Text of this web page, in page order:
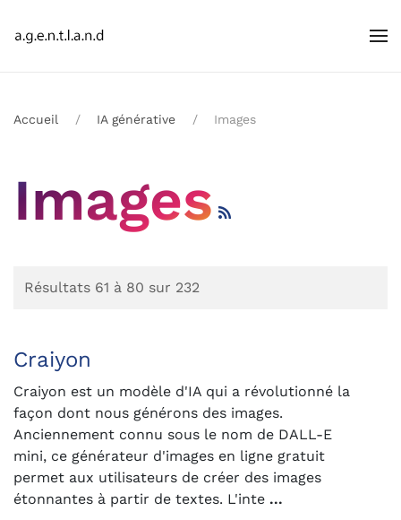
Accueil IA générative Images
Images
Résultats 61 à 80 sur 232
Craiyon
Craiyon est un modèle d'IA qui a révolutionné la
façon dont nous générons des images.
Anciennement connu sous le nom de DALL-E
mini, ce générateur d'images en ligne gratuit
permet aux utilisateurs de créer des images
étonnantes à partir de textes. L'inte ...